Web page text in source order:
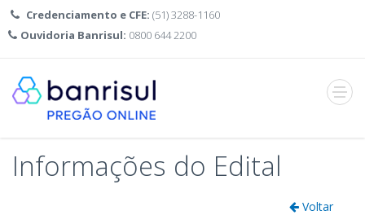
Credenciamento e CFE: (51) 3288-1160
Ouvidoria Banrisul: 0800 644 2200
Abrir
menu
Informações do Edital
Voltar